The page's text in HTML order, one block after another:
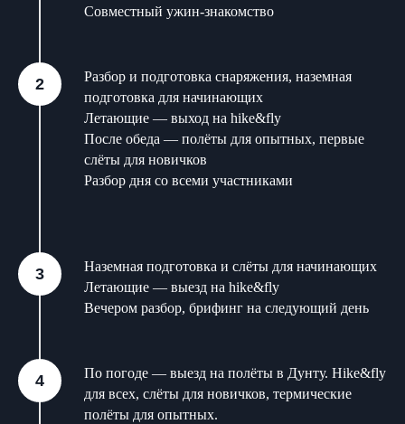
Совместный ужин-знакомство
Разбор и подготовка снаряжения, наземная
подготовка для начинающих
Летающие — выход на hike&fly
После обеда — полёты для опытных, первые
слёты для новичков
Разбор дня со всеми участниками
Наземная подготовка и слёты для начинающих
Летающие — выезд на hike&fly
Вечером разбор, брифинг на следующий день
По погоде — выезд на полёты в Дунту. Hike&fly
для всех, слёты для новичков, термические
полёты для опытных.